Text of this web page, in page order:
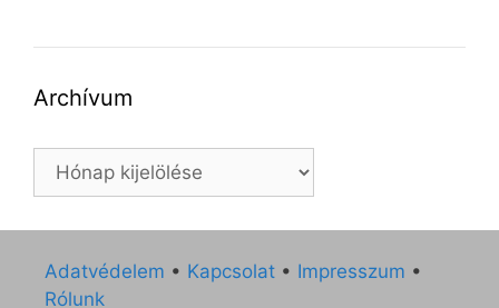
Archívum
Archívum
Adatvédelem • Kapcsolat • Impresszum •
Rólunk